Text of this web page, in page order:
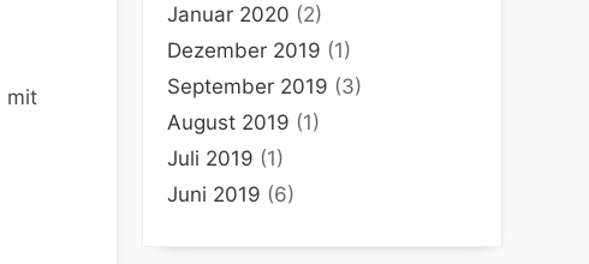
mit
Januar 2020 (2)
Dezember 2019 (1)
September 2019 (3)
August 2019 (1)
Juli 2019 (1)
Juni 2019 (6)